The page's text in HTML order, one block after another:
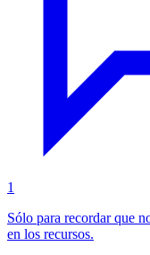
1
Sólo para recordar que
en los recursos.